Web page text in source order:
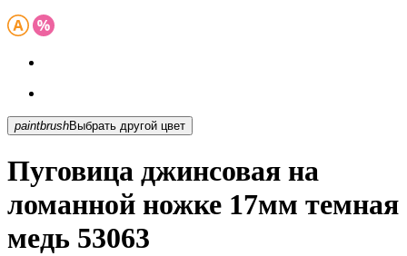
paintbrush Выбрать другой цвет
Пуговица джинсовая на
ломанной ножке 17мм темная
медь 53063